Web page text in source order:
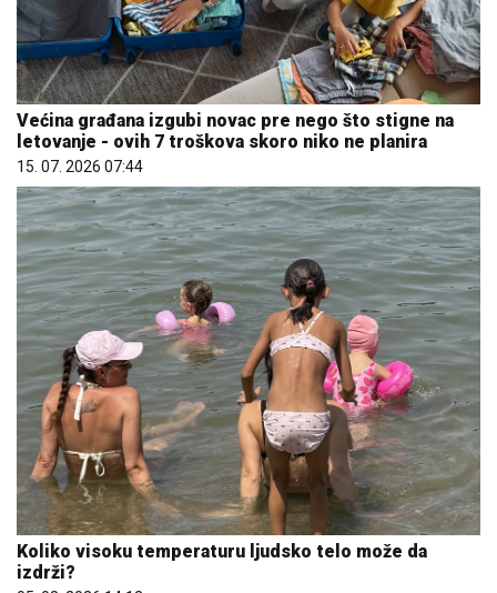
Većina građana izgubi novac pre nego što stigne na
letovanje - ovih 7 troškova skoro niko ne planira
15. 07. 2026 07:44
Koliko visoku temperaturu ljudsko telo može da
izdrži?